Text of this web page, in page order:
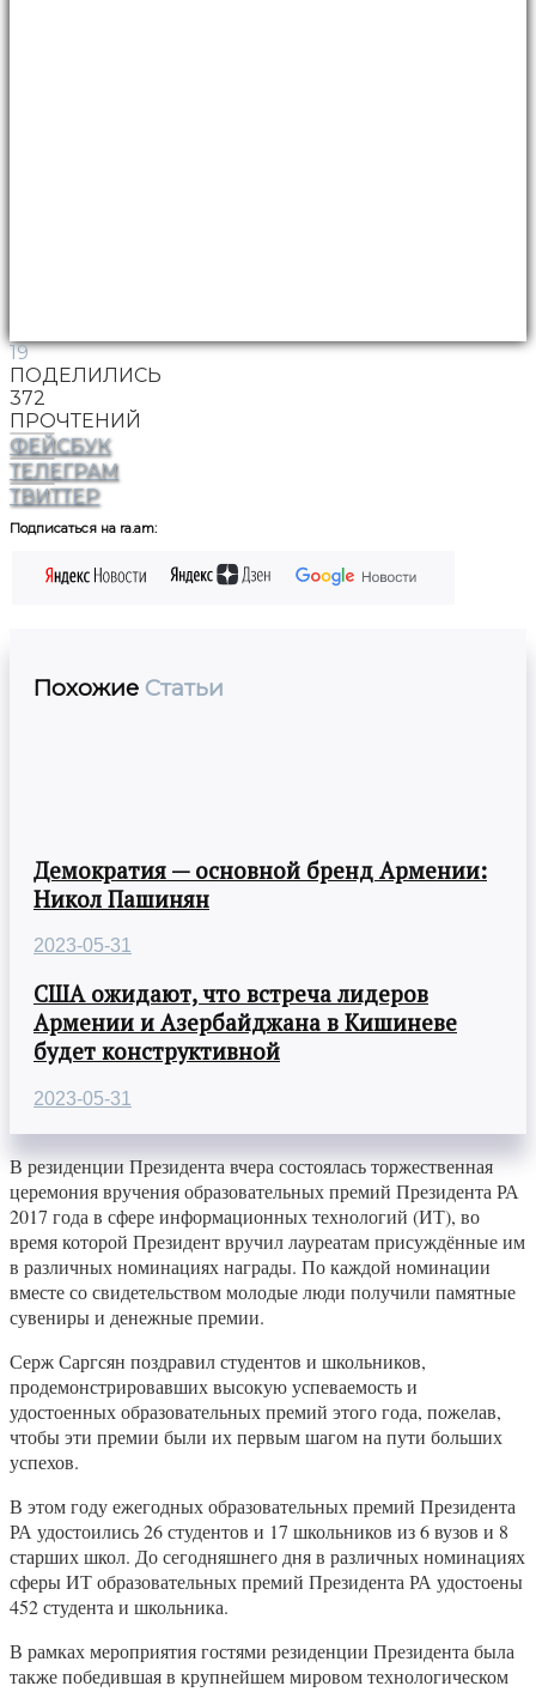
19
ПОДЕЛИЛИСЬ
372
ПРОЧТЕНИЙ
ФЕЙСБУК
ТЕЛЕГРАМ
ТВИТТЕР
Подписаться на ra.am:
Похожие Статьи
Демократия — основной бренд Армении:
Никол Пашинян
2023-05-31
США ожидают, что встреча лидеров
Армении и Азербайджана в Кишиневе
будет конструктивной
2023-05-31
В резиденции Президента вчера состоялась торжественная
церемония вручения образовательных премий Президента РА
2017 года в сфере информационных технологий (ИТ), во
время которой Президент вручил лауреатам присуждённые им
в различных номинациях награды. По каждой номинации
вместе со свидетельством молодые люди получили памятные
сувениры и денежные премии.
Серж Саргсян поздравил студентов и школьников,
продемонстрировавших высокую успеваемость и
удостоенных образовательных премий этого года, пожелав,
чтобы эти премии были их первым шагом на пути больших
успехов.
В этом году ежегодных образовательных премий Президента
РА удостоились 26 студентов и 17 школьников из 6 вузов и 8
старших школ. До сегодняшнего дня в различных номинациях
сферы ИТ образовательных премий Президента РА удостоены
452 студента и школьника.
В рамках мероприятия гостями резиденции Президента была
также победившая в крупнейшем мировом технологическом